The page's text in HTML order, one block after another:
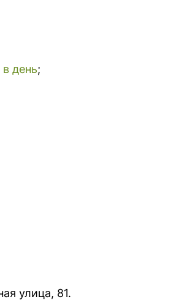
день;
улица, 81.